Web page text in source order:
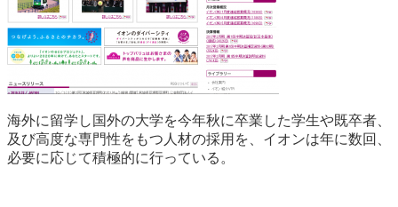
海外に留学し国外の大学を今年秋に卒業した学生や既卒者、
及び高度な専門性をもつ人材の採用を、イオンは年に数回、
必要に応じて積極的に行っている。